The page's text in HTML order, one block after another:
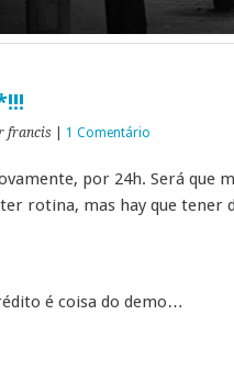
francis 1 Comentário
por 24h. Será que
rotina, mas hay que tener
é coisa do demo…